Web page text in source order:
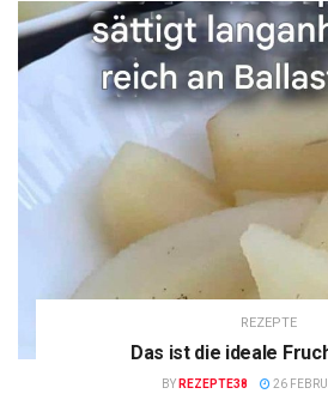
REZEPTE
Das ist die ideale
BY REZEPTE38 26